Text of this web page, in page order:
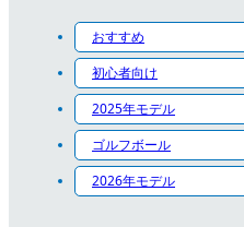
おすすめ
初心者向け
2025年モデル
ゴルフボール
2026年モデル